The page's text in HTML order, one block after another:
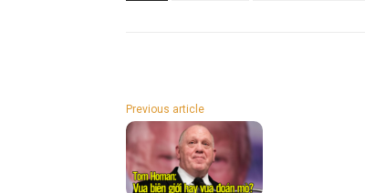
Previous article